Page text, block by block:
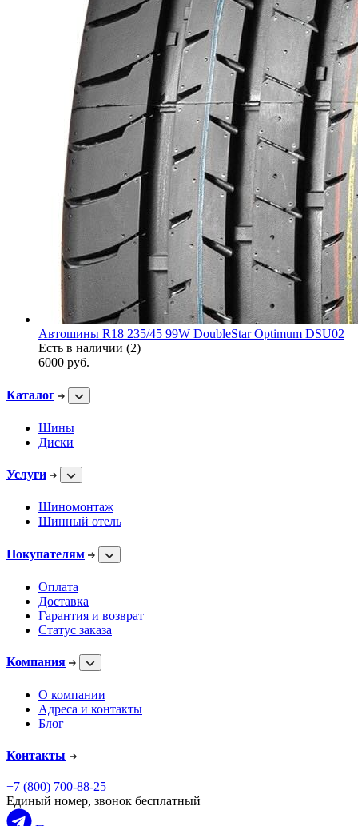
Автошины R18 235/45 99W DoubleStar Optimum DSU02
Есть в наличии (2)
6000 руб.
Каталог
Шины
Диски
Услуги
Шиномонтаж
Шинный отель
Покупателям
Оплата
Доставка
Гарантия и возврат
Статус заказа
Компания
О компании
Адреса и контакты
Блог
Контакты
+7 (800) 700-88-25
Единый номер, звонок бесплатный